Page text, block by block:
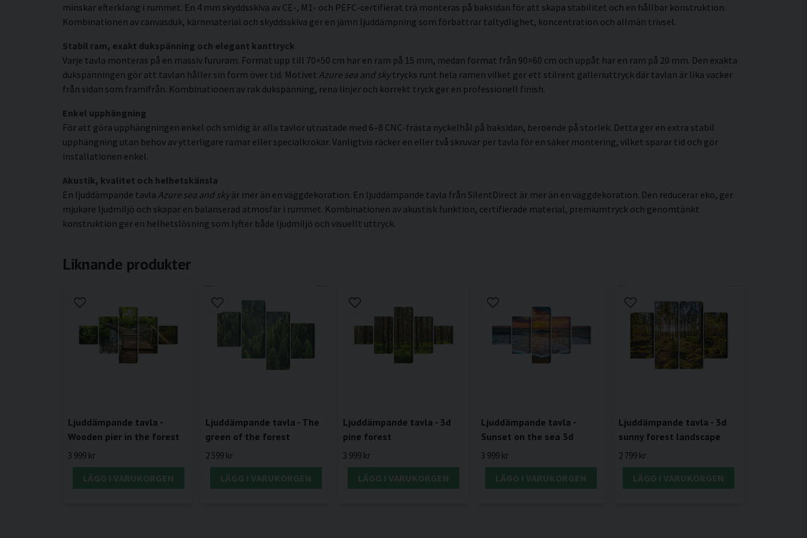
minskar efterklang i rummet. En 4 mm skyddsskiva av CE-, M1- och PEFC-certifierat trä monteras på baksidan för att skapa stabilitet och en hållbar konstruktion.
Kombinationen av canvasduk, kärnmaterial och skyddsskiva ger en jämn ljuddämpning som förbättrar taltydlighet, koncentration och allmän trivsel.
Stabil ram, exakt dukspänning och elegant kanttryck
Varje tavla monteras på en massiv fururam. Format upp till 70×50 cm har en ram på 15 mm, medan format från 90×60 cm och uppåt har en ram på 20 mm. Den exakta
dukspänningen gör att tavlan håller sin form över tid. Motivet Azure sea and skytrycks runt hela ramen vilket ger ett stilrent galleriuttryck där tavlan är lika vacker
från sidan som framifrån. Kombinationen av rak dukspänning, rena linjer och korrekt tryck ger en professionell finish.
Enkel upphängning
För att göra upphängningen enkel och smidig är alla tavlor utrustade med 6–8 CNC-frästa nyckelhål på baksidan, beroende på storlek. Detta ger en extra stabil
upphängning utan behov av ytterligare ramar eller specialkrokar. Vanligtvis räcker en eller två skruvar per tavla för en säker montering, vilket sparar tid och gör
installationen enkel.
Akustik, kvalitet och helhetskänsla
En ljuddämpande tavla Azure sea and skyär mer än en väggdekoration. En ljuddämpande tavla från SilentDirect är mer än en väggdekoration. Den reducerar eko, ger
mjukare ljudmiljö och skapar en balanserad atmosfär i rummet. Kombinationen av akustisk funktion, certifierade material, premiumtryck och genomtänkt
konstruktion ger en helhetslösning som lyfter både ljudmiljö och visuellt uttryck.
Liknande produkter
Ljuddämpande tavla -
Wooden pier in the forest
3 999 kr
LÄGG I VARUKORGEN
Ljuddämpande tavla - The
green of the forest
2 599 kr
LÄGG I VARUKORGEN
Ljuddämpande tavla - 3d
pine forest
3 999 kr
LÄGG I VARUKORGEN
Ljuddämpande tavla -
Sunset on the sea 3d
3 999 kr
LÄGG I VARUKORGEN
Ljuddämpande tavla - 3d
sunny forest landscape
2 799 kr
LÄGG I VARUKORGEN